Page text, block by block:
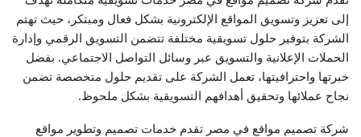
إلى تعزيز وتسويق المواقع الإلكترونية بشكل فعال ومبتكر، حيث تهتم
الشركة بتوفير حلول تسويقية مختلفة تتضمن التسويق الرقمي وإدارة
الحملات الإعلانية والتسويق عبر وسائل التواصل الاجتماعي. بفضل
خبرتها واحترافيتها، تعمل الشركة على تقديم حلول متخصصة تضمن
نجاح عملائها وتحقيق أهدافهم التسويقية بشكل ملحوظ.
شركة تصميم مواقع في مصر تقدم خدمات تصميم وتطوير مواقع